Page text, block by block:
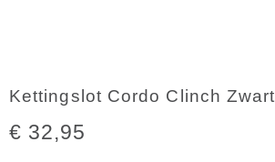
Kettingslot Cordo Clinch Zwart
€ 32,95